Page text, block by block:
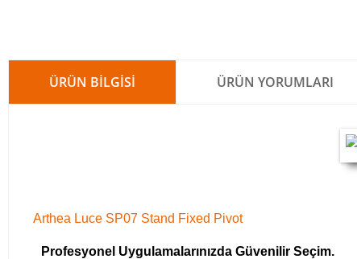
ÜRÜN BILGISI ÜRÜN YORUMLARI
Arthea Luce SP07 Stand Fixed Pivot
Profesyonel Uygulamalarınızda Güvenilir Seçim.